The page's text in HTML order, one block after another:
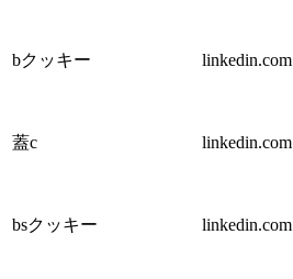
bクッキー linkedin.com
蓋c linkedin.com
bsクッキー linkedin.com